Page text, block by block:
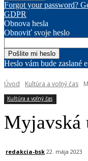
Forgot your password?
GDPR
Obnova hesla
Obnoviť svoje heslo
Heslo vám bude zaslané
Úvod Kultúra a voľný čas
Kultúra a voľný čas
Myjavská
redakcia-bsk 22. mája 2023